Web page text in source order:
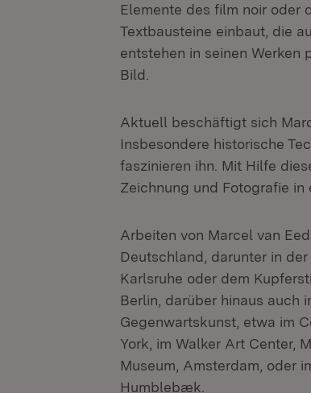
Elemente des film noir oder
Textbausteine einbaut, die
entstehen in seinen Werken
Bild.
Aktuell beschäftigt sich
Insbesondere historische
faszinieren ihn. Mit Hilfe
Zeichnung und Fotografie in
Arbeiten von Marcel van
Deutschland, darunter in
Karlsruhe oder dem
Berlin, darüber hinaus auch
Gegenwartskunst, etwa im
York, im Walker Art Center,
Museum, Amsterdam, oder
Humblebæk.